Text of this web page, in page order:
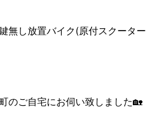
無し放置バイク(原付スクータ
のご自宅にお伺い致しました🏡